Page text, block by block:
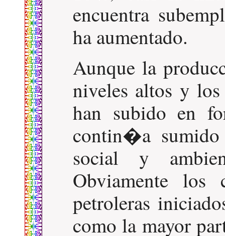
encuentra
ha aumentado.
Aunque la
niveles altos y
han subido en
contin�a
social y
Obviamente
petroleras
como la mayor